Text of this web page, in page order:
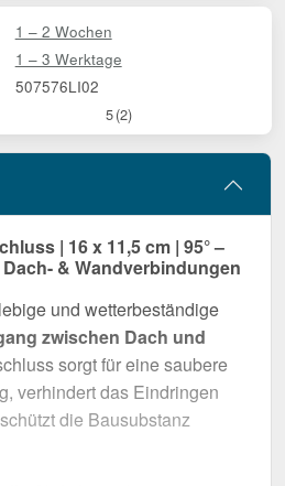
1 – 2 Wochen
1 – 3 Werktage
507576LI02
5(2)
| 16 x 11,5 cm | 95° –
& Wandverbindungen
und wetterbeständige
zwischen Dach und
sorgt für eine saubere
verhindert das Eindringen
die Bausubstanz